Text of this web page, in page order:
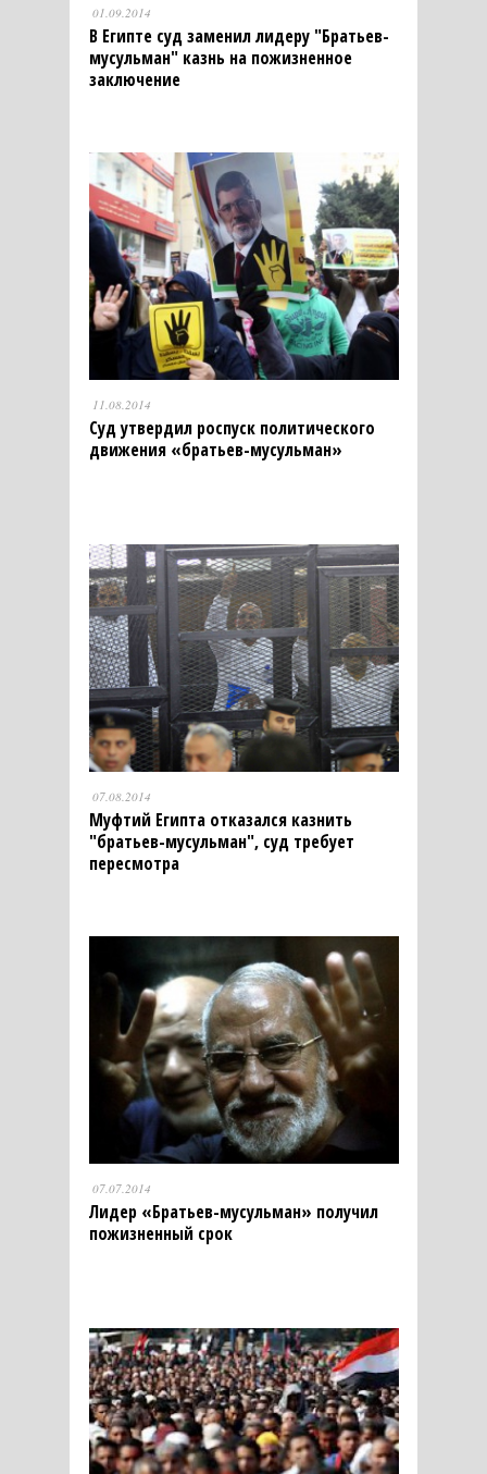
01.09.2014
В Египте суд заменил лидеру "Братьев-
мусульман" казнь на пожизненное
заключение
11.08.2014
Суд утвердил роспуск политического
движения «братьев-мусульман»
07.08.2014
Муфтий Египта отказался казнить
"братьев-мусульман", суд требует
пересмотра
07.07.2014
Лидер «Братьев-мусульман» получил
пожизненный срок